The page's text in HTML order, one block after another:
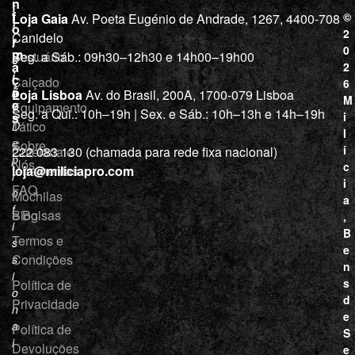
i
l
í
c
i
a
“
D
e
p
r
o
f
i
s
s
i
o
n
a
i
o
j
a
Vestuário
Calçado
Equipamento
Tático
Cutelaria e
ferramentas
Mochilas
e Bolsas
n
f
o
r
m
a
ç
õ
e
s
Sobre
Nós
FAQ
Blog
Termos e
Condições
Política de
Privacidade
Política de
Devoluções
Loja GaiaAv. Poeta Eugénio de Andrade, 1267, 4400-708
Canidelo
Seg. a Sáb.: 09h30–12h30 e 14h00–19h00
Loja LisboaAv. do Brasil, 200A, 1700-079 Lisboa
Seg. a Qui.: 10h–19h | Sex. e Sáb.: 10h–13h e 14h–19h
222 083 130 (chamada para rede fixa nacional)
loja@miliciapro.com
©
2
0
2
6
M
i
l
í
c
i
a
,
B
e
n
s
d
e
S
e